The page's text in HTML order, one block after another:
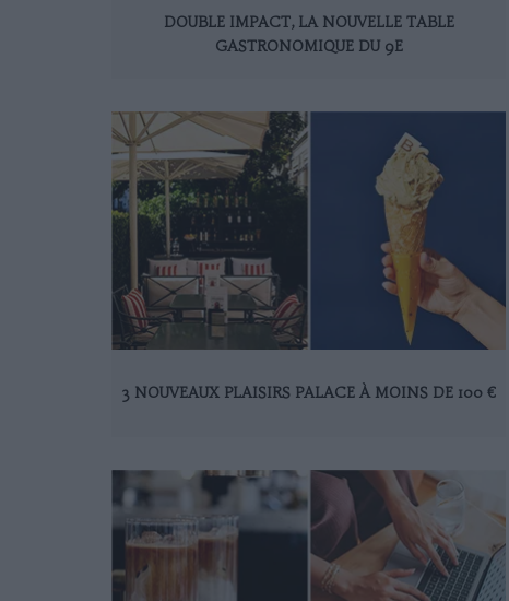
DOUBLE IMPACT, LA NOUVELLE TABLE
GASTRONOMIQUE DU 9E
3 NOUVEAUX PLAISIRS PALACE À MOINS DE 100 €